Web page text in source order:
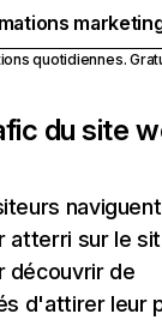
quotidiennes.
du site
naviguent
atterri sur le
découvrir de
d'attirer leur